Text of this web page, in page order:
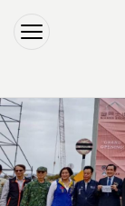
您在這裡